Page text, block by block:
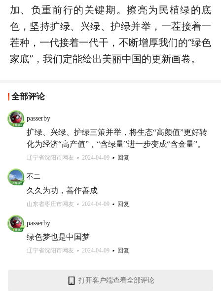
加、负重前行的关键期。擦亮为民植绿的底
色，坚持扩绿、兴绿、护绿并举，一茬接着一
茬种，一代接着一代干，不断增厚我们的“绿色
家底”，我们定能绘出美丽中国的更新画卷。
全部评论
passerby
扩绿、兴绿、护绿三策并举，将生态“高颜值”更好转
化为经济“高产值”，“含绿量”进一步变成“含金量”。
辽宁省沈阳市网友 2024-04-09 回复
不二
久久为功，善作善成
山东省枣庄市网友 2024-04-09 回复
passerby
绿色梦也是中国梦
辽宁省沈阳市网友 2024-04-09 回复
打开客户端查看全部评论